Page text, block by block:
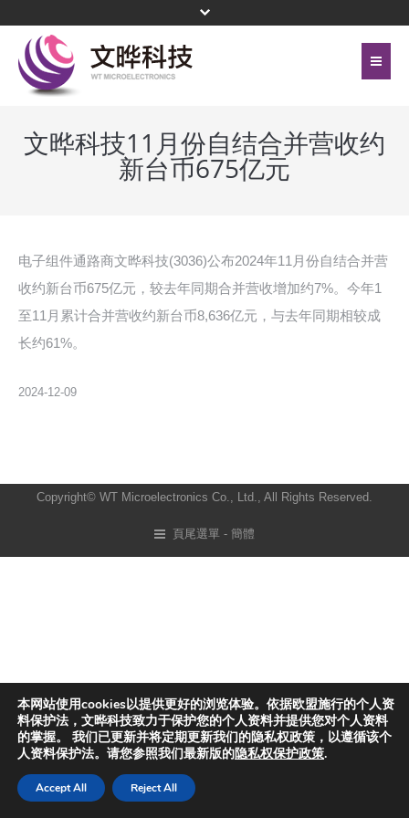
代理产品线
公司治理
联络我们
隐私权保护政策
頁尾選單 - 簡體
文晔科技11月份自结合并营收约
新台币675亿元
电子组件通路商文晔科技(3036)公布2024年11月份自结合并营
收约新台币675亿元，较去年同期合并营收增加约7%。今年1
至11月累计合并营收约新台币8,636亿元，与去年同期相较成
长约61%。
2024-12-09
Copyright© WT Microelectronics Co., Ltd., All Rights Reserved.
頁尾選單 - 簡體
本网站使用cookies以提供更好的浏览体验。依据欧盟施行的个人资
料保护法，文晔科技致力于保护您的个人资料并提供您对个人资料
的掌握。 我们已更新并将定期更新我们的隐私权政策，以遵循该个
人资料保护法。请您参照我们最新版的隐私权保护政策.
Accept All Reject All